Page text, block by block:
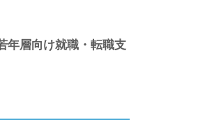
年層向け就職・転職支